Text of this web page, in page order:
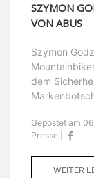
SZYMON
VON ABUS
Szymon
dem
Gepostet am
Presse |
WEITER